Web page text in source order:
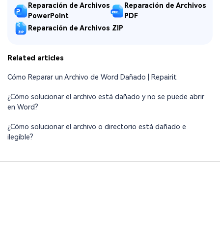
Reparación de Archivos
PowerPoint
Reparación de Archivos
PDF
Reparación de Archivos ZIP
Related articles
Cómo Reparar un Archivo de Word Dañado | Repairit
¿Cómo solucionar el archivo está dañado y no se puede abrir
en Word?
¿Cómo solucionar el archivo o directorio está dañado e
ilegible?